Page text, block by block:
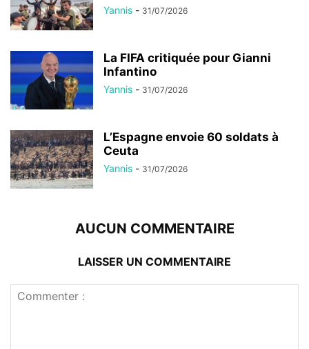
Yannis - 31/07/2026
La FIFA critiquée pour Gianni
Infantino
Yannis - 31/07/2026
L’Espagne envoie 60 soldats à
Ceuta
Yannis - 31/07/2026
AUCUN COMMENTAIRE
LAISSER UN COMMENTAIRE